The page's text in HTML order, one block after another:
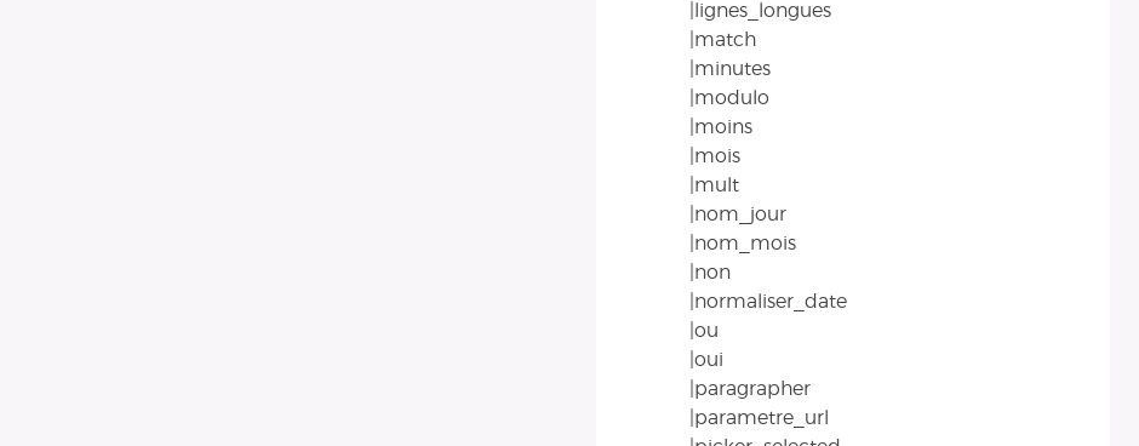
|lignes_longues
|match
|minutes
|modulo
|moins
|mois
|mult
|nom_jour
|nom_mois
|non
|normaliser_date
|ou
|oui
|paragrapher
|parametre_url